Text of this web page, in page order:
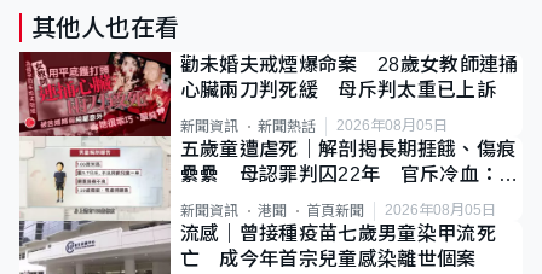
其他人也在看
勸未婚夫戒煙爆命案 28歲女教師連捅
心臟兩刀判死緩 母斥判太重已上訴
新聞資訊 新聞熱話 2026年08月05日
五歲童遭虐死｜解剖揭長期捱餓、傷痕
纍纍 母認罪判囚22年 官斥冷血：同
類案最惡劣
新聞資訊 港聞 首頁新聞 2026年08月05日
流感｜曾接種疫苗七歲男童染甲流死
亡 成今年首宗兒童感染離世個案